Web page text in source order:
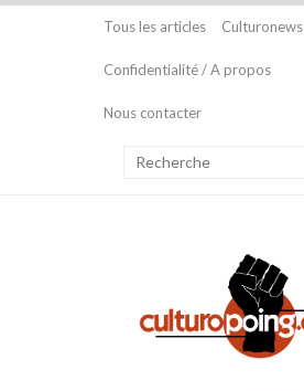
Tous les articles Culturonews
Confidentialité / A propos
Nous contacter